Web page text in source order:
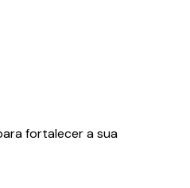
fortalecer a sua